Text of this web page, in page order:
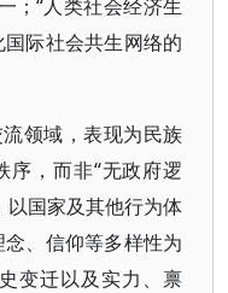
；“人类社会经济生
际社会共生网络的
领域，表现为民族
序，而非“无政府逻
以国家及其他行为体
、信仰等多样性为
变迁以及实力、禀